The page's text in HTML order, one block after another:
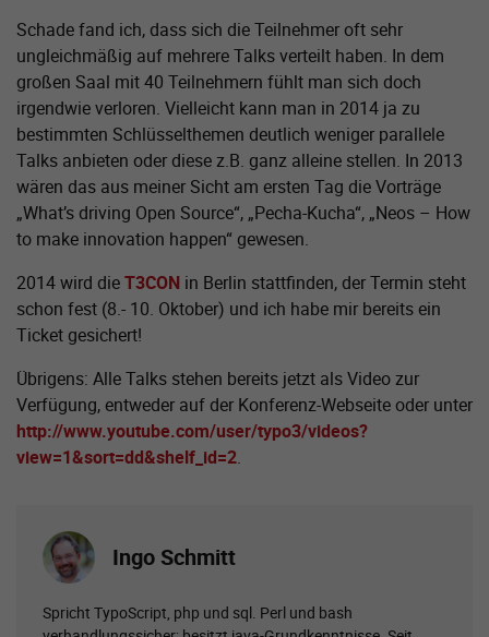
Schade fand ich, dass sich die Teilnehmer oft sehr
ungleichmäßig auf mehrere Talks verteilt haben. In dem
großen Saal mit 40 Teilnehmern fühlt man sich doch
irgendwie verloren. Vielleicht kann man in 2014 ja zu
bestimmten Schlüssel­themen deutlich weniger parallele
Talks anbieten oder diese z.B. ganz alleine stellen. In 2013
wären das aus meiner Sicht am ersten Tag die Vorträge
„What’s driving Open Source“, „Pecha-Kucha“, „Neos – How
to make innovation happen“ gewesen.
2014 wird dieT3CON in Berlin stattfinden, der Termin steht
schon fest (8.- 10. Oktober) und ich habe mir bereits ein
Ticket gesichert!
Übrigens: Alle Talks stehen bereits jetzt als Video zur
Verfügung, entweder auf der Konferenz-Webseite oder unter
http://www.youtube.com/user/typo3/videos?
view=1&sort=dd&shelf_id=2.
Ingo Schmitt
Spricht TypoScript, php und sql. Perl und bash